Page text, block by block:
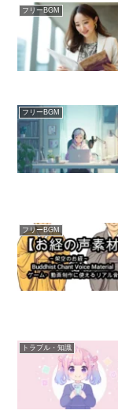
フリーBGM
フリーBGM
フリーBGM
トラブル・知識